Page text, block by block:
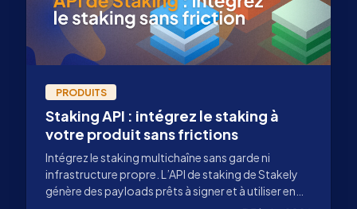
PRODUITS
Staking API : intégrez le staking à
votre produit sans frictions
Intégrez le staking multichaîne sans garde ni
infrastructure propre. L’API de staking de Stakely
génère des payloads prêts à signer et à utiliser en